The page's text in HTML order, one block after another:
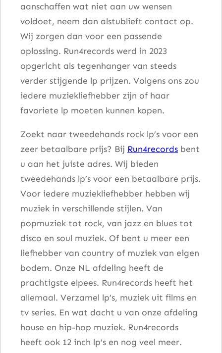
aanschaffen wat niet aan uw wensen
voldoet, neem dan alstublieft contact op.
Wij zorgen dan voor een passende
oplossing. Run4records werd in 2023
opgericht als tegenhanger van steeds
verder stijgende lp prijzen. Volgens ons zou
iedere muziekliefhebber zijn of haar
favoriete lp moeten kunnen kopen.
Zoekt naar tweedehands rock lp’s voor een
zeer betaalbare prijs? Bij Run4records bent
u aan het juiste adres. Wij bieden
tweedehands lp’s voor een betaalbare prijs.
Voor iedere muziekliefhebber hebben wij
muziek in verschillende stijlen. Van
popmuziek tot rock, van jazz en blues tot
disco en soul muziek. Of bent u meer een
liefhebber van country of muziek van eigen
bodem. Onze NL afdeling heeft de
prachtigste elpees. Run4records heeft het
allemaal. Verzamel lp’s, muziek uit films en
tv series. En wat dacht u van onze afdeling
house en hip-hop muziek. Run4records
heeft ook 12 inch lp’s en nog veel meer.